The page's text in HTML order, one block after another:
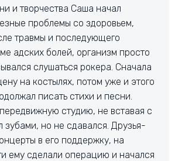
и творчества Саша начал
проблемы со здоровьем,
травмы и последующего
адских болей, организм просто
слушаться рокера. Сначала
на костылях, потом уже и этого
писать стихи и песни.
студию, не вставая с
зубами, но не сдавался. Друзья-
в его поддержку, на
ему сделали операцию и начался